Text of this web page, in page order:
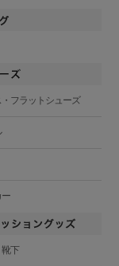
フラットシューズ
ー
靴下